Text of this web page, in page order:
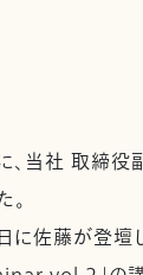
、当社 取締
。
佐藤が登壇